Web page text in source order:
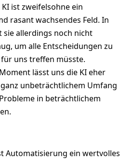
ist zweifelsohne ein
rasant wachsendes Feld. In
sie allerdings noch nicht
um alle Entscheidungen zu
uns treffen müsste.
lässt uns die KI eher
unbeträchtlichem Umfang
in beträchtlichem
Automatisierung ein wertvolles